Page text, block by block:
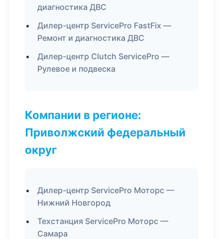
диагностика ДВС
Дилер-центр ServicePro FastFix —
Ремонт и диагностика ДВС
Дилер-центр Clutch ServicePro —
Рулевое и подвеска
Компании в регионе:
Приволжский федеральный
округ
Дилер-центр ServicePro Моторс —
Нижний Новгород
Техстанция ServicePro Моторс —
Самара